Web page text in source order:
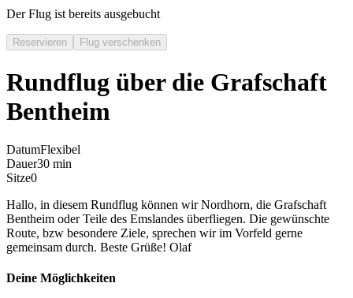
Der Flug ist bereits ausgebucht
Reservieren Flug verschenken
Rundflug über die Grafschaft
Bentheim
DatumFlexibel
Dauer30 min
Sitze0
Hallo, in diesem Rundflug können wir Nordhorn, die Grafschaft
Bentheim oder Teile des Emslandes überfliegen. Die gewünschte
Route, bzw besondere Ziele, sprechen wir im Vorfeld gerne
gemeinsam durch. Beste Grüße! Olaf
Deine Möglichkeiten